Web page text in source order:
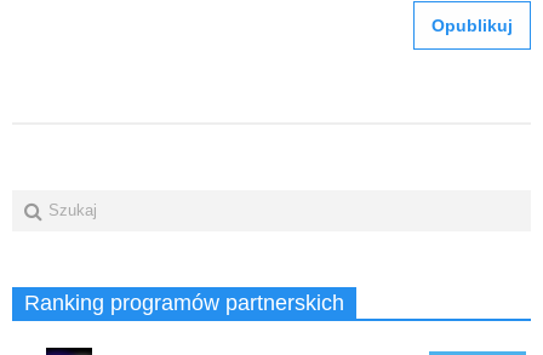
Ranking programów partnerskich